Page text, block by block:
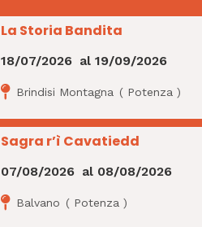
La Storia Bandita
18/07/2026 al19/09/2026
Brindisi Montagna ( Potenza )
Sagra r’ì Cavatiedd
07/08/2026 al 08/08/2026
Balvano ( Potenza )